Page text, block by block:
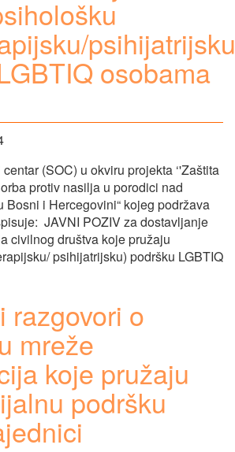
osobama
(SOC) u okviru projekta ‘'Zaštita
protiv nasilja u porodici nad
Bosni i Hercegovini“ kojeg podržava
JAVNI POZIV za dostavljanje
civilnog društva koje pružaju
psihijatrijsku) podršku LGBTIQ
razgovori o
mreže
koje pružaju
podršku